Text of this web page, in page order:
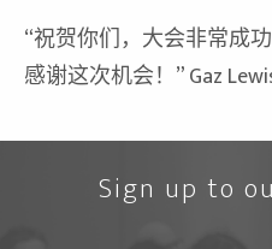
“祝贺你们，大会非常成
感谢这次机会！” Gaz
Sign up to